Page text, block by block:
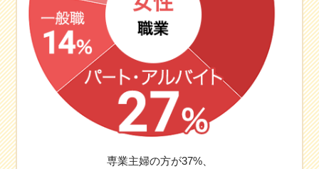
専業主婦の方が37%、